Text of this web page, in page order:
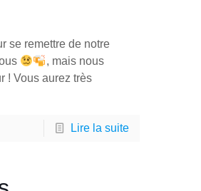
se remettre de notre
, mais nous
! Vous aurez très
Lire la suite